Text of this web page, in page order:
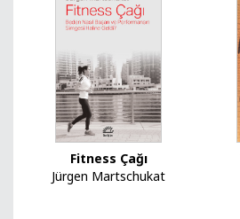
Fitness Çağı
Jürgen Martschukat